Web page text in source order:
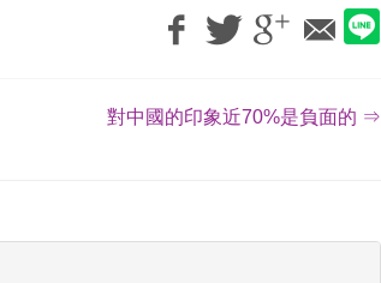
對中國的印象近70%是負面的 ⇒